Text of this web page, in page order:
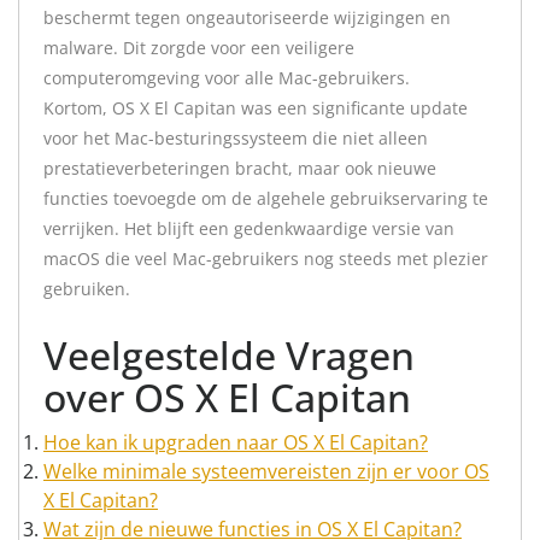
beschermt tegen ongeautoriseerde wijzigingen en
malware. Dit zorgde voor een veiligere
computeromgeving voor alle Mac-gebruikers.
Kortom, OS X El Capitan was een significante update
voor het Mac-besturingssysteem die niet alleen
prestatieverbeteringen bracht, maar ook nieuwe
functies toevoegde om de algehele gebruikservaring te
verrijken. Het blijft een gedenkwaardige versie van
macOS die veel Mac-gebruikers nog steeds met plezier
gebruiken.
Veelgestelde Vragen
over OS X El Capitan
Hoe kan ik upgraden naar OS X El Capitan?
Welke minimale systeemvereisten zijn er voor OS
X El Capitan?
Wat zijn de nieuwe functies in OS X El Capitan?